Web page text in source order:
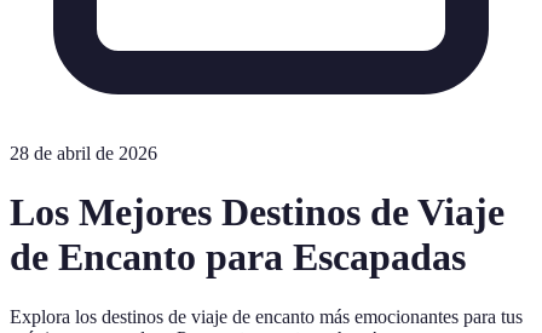
28 de abril de 2026
Los Mejores Destinos de Viaje
de Encanto para Escapadas
Explora los destinos de viaje de encanto más emocionantes para tus